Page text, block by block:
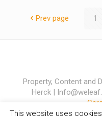
Prev page 1
Property, Content and
Herck |
This website uses